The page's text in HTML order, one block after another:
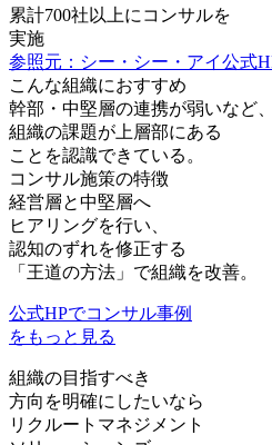
累計700社以上にコンサルを
実施
参照元：シー・シー・アイ公式
こんな組織におすすめ
幹部・中堅層の連携が弱いなど、
組織の課題が上層部にある
ことを認識できている。
コンサル施策の特徴
経営層と中堅層へ
ヒアリングを行い、
認知のずれを修正する
「王道の方法」で組織を改善。
公式HPでコンサル事例
をもっと見る
組織の目指すべき
方向を明確にしたいなら
リクルートマネジメント